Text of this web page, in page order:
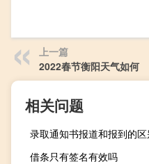
上一篇
2022春节衡阳天气如何
相关问题
录取通知书报道和报到的区
借条只有签名有效吗